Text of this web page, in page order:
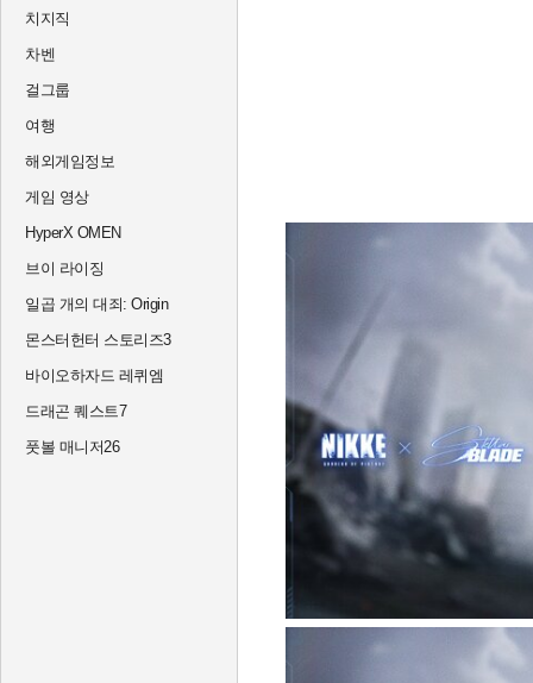
치지직
차벤
걸그룹
여행
해외게임정보
게임 영상
HyperX OMEN
브이 라이징
일곱 개의 대죄: Origin
몬스터헌터 스토리즈3
바이오하자드 레퀴엠
드래곤 퀘스트7
풋볼 매니저26